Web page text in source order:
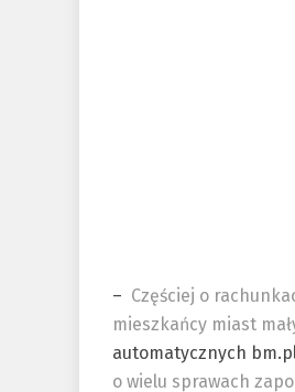
– Częściej o
mieszkańcy miast
automatycznych
o wielu sprawach